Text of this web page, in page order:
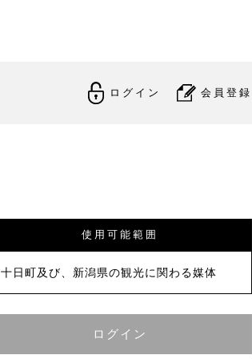
ログイン 会員登録
使用可能範囲
十日町及び、新潟県の観光に関わる媒体
ログイン